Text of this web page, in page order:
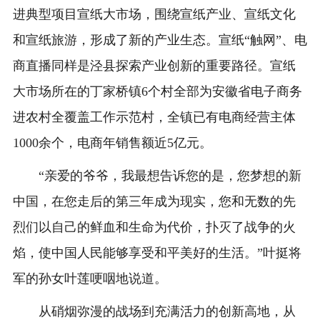
进典型项目宣纸大市场，围绕宣纸产业、宣纸文化
和宣纸旅游，形成了新的产业生态。宣纸“触网”、电
商直播同样是泾县探索产业创新的重要路径。宣纸
大市场所在的丁家桥镇6个村全部为安徽省电子商务
进农村全覆盖工作示范村，全镇已有电商经营主体
1000余个，电商年销售额近5亿元。
“亲爱的爷爷，我最想告诉您的是，您梦想的新
中国，在您走后的第三年成为现实，您和无数的先
烈们以自己的鲜血和生命为代价，扑灭了战争的火
焰，使中国人民能够享受和平美好的生活。”叶挺将
军的孙女叶莲哽咽地说道。
从硝烟弥漫的战场到充满活力的创新高地，从